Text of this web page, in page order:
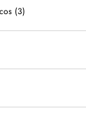
(3)